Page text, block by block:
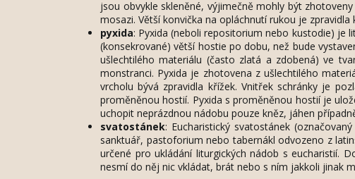
jsou obvykle skleněné, výjimečně mohly být
mosazi. Větší konvička na opláchnutí rukou je zpravidla
pyxida: Pyxida (neboli repositorium nebo kustodie) je
(konsekrované) větší hostie po dobu, než bude
ušlechtilého materiálu (často zlatá a zdobená) ve
monstranci. Pyxida je zhotovena z ušlechtilého
vrcholu bývá zpravidla křížek. Vnitřek schránky je
proměněnou hostií. Pyxida s proměněnou hostií je
uchopit neprázdnou nádobu pouze kněz, jáhen
svatostánek: Eucharistický svatostánek
sanktuář, pastoforium nebo tabernákl odvozeno z
určené pro ukládání liturgických nádob s eucharistií.
nesmí do něj nic vkládat, brát nebo s ním jakkoli jinak